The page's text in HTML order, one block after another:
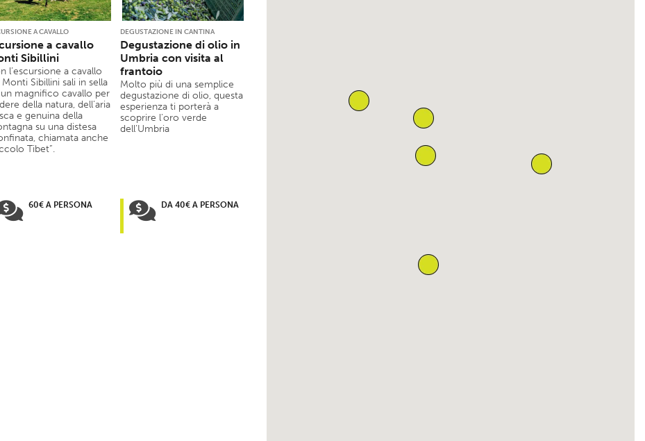
A CAVALLO
a cavallo
Sibillini
l’escursione a cavallo
Monti Sibillini sali in sella
magnifico cavallo per
della natura, dell’aria
e genuina della
su una distesa
chiamata anche
Tibet”.
60€ A PERSONA
DEGUSTAZIONE IN CANTINA
Degustazione di olio in
Umbria con visita al
frantoio
Molto più di una semplice
degustazione di olio, questa
esperienza ti porterà a
scoprire l’oro verde
dell’Umbria
DA 40€ A PERSONA